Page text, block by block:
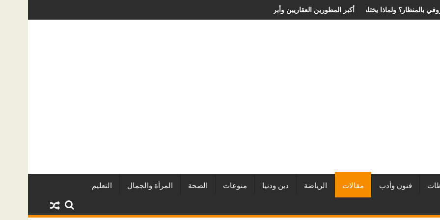
أفضل شركات التطوير العقاري في مصر من URE | أكبر المطورين العقاريين وأبرز المشروعاتعملية الانزلاق الغضروفي بالمنظار؟ ولماذا يختلف من مريض لآخر؟
فنون وأدب مقالات الرياضة دين ودنيا منوعات الصحة المرأة والجمال التعليم